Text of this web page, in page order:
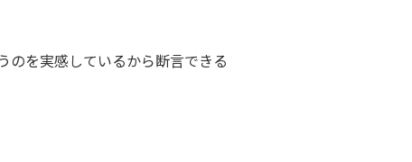
のを実感しているから断言できる